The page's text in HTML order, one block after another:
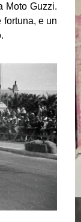
Moto Guzzi.
fortuna, e un